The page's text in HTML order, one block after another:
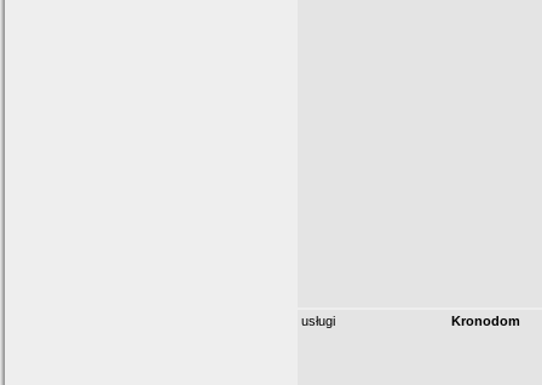
usługi Kronodom